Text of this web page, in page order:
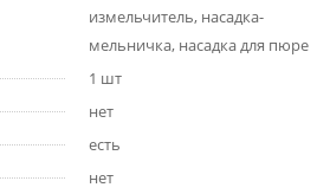
измельчитель, насадка-
мельничка, насадка для пюре
1 шт
нет
есть
нет